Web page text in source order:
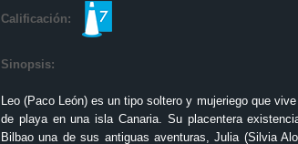
Calificación:
Sinopsis:
Leo (Paco León) es un tipo soltero y mujeriego que
de playa en una isla Canaria. Su placentera
Bilbao una de sus antiguas aventuras, Julia (Silvia